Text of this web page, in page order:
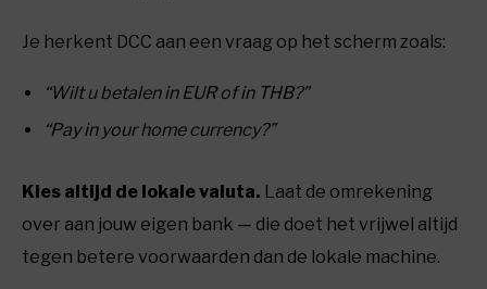
Je herkent DCC aan een vraag op het scherm zoals:
“Wilt u betalen in EUR of in THB?”
“Pay in your home currency?”
Kies altijd de lokale valuta. Laat de omrekening
over aan jouw eigen bank — die doet het vrijwel altijd
tegen betere voorwaarden dan de lokale machine.